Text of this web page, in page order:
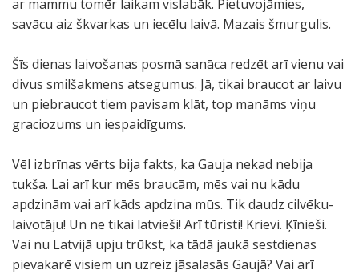
ar mammu tomēr laikam vislabāk. Pietuvojāmies,
savācu aiz škvarkas un iecēlu laivā. Mazais šmurgulis.
Šīs dienas laivošanas posmā sanāca redzēt arī vienu vai
divus smilšakmens atsegumus. Jā, tikai braucot ar laivu
un piebraucot tiem pavisam klāt, top manāms viņu
graciozums un iespaidīgums.
Vēl izbrīnas vērts bija fakts, ka Gauja nekad nebija
tukša. Lai arī kur mēs braucām, mēs vai nu kādu
apdzinām vai arī kāds apdzina mūs. Tik daudz cilvēku-
laivotāju! Un ne tikai latvieši! Arī tūristi! Krievi. Ķīnieši.
Vai nu Latvijā upju trūkst, ka tādā jaukā sestdienas
pievakarē visiem un uzreiz jāsalasās Gaujā? Vai arī